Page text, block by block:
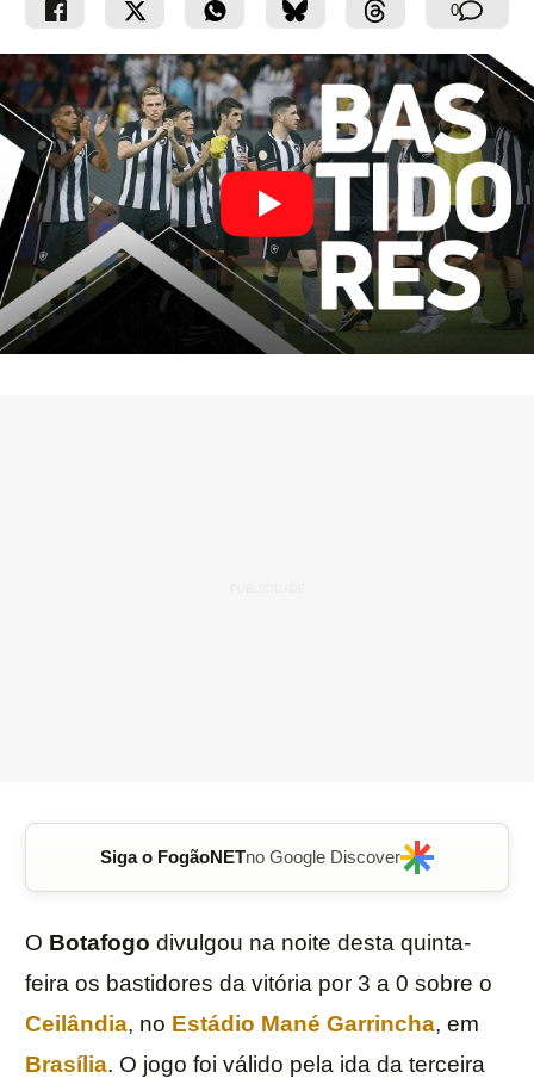
0
Siga o FogãoNETno Google Discover
O Botafogo divulgou na noite desta quinta-
feira os bastidores da vitória por 3 a 0 sobre o
Ceilândia, no Estádio Mané Garrincha, em
Brasília. O jogo foi válido pela ida da terceira